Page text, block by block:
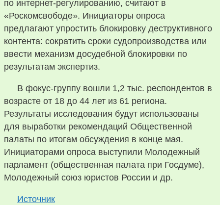
по интернет-регулированию, считают в
«Роскомсвободе». Инициаторы опроса
предлагают упростить блокировку деструктивного
контента: сократить сроки судопроизводства или
ввести механизм досудебной блокировки по
результатам экспертиз.
В фокус-группу вошли 1,2 тыс. респондентов в
возрасте от 18 до 44 лет из 61 региона.
Результаты исследования будут использованы
для выработки рекомендаций Общественной
палаты по итогам обсуждения в конце мая.
Инициаторами опроса выступили Молодежный
парламент (общественная палата при Госдуме),
Молодежный союз юристов России и др.
Источник